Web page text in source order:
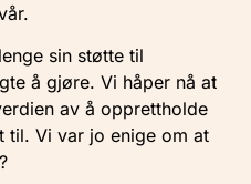
sin støtte til
å gjøre. Vi håper nå at
av å opprettholde
til. Vi var jo enige om at